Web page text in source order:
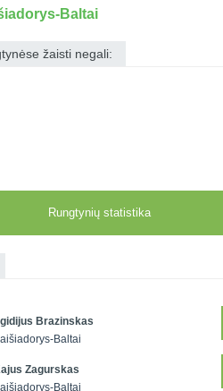
Baltai
žaisti negali:
Rungtynių statistika
Brazinskas
Baltai
Zagurskas
Baltai